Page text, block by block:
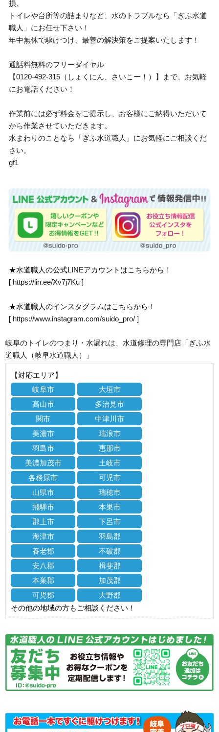
損、
トイレや台所等の詰まりなど、水のトラブルなら「ぎふ水道
職人」にお任せ下さい！
年中無休で駆けつけ、最善の解決策をご提案いたします！
通話料無料のフリーダイヤル
【0120-492-315（しょくにん、さいこー！）】まで、お気軽
にお電話ください！
作業前には必ず料金をご提示し、お客様にご納得いただいて
から作業させていただきます。
水まわりのことなら「ぎふ水道職人」にお気軽にご相談くだ
さい。
gf1
★水道職人の公式LINEアカウントはこちらから！
[ https://lin.ee/Xv7j7Ku ]
★水道職人のインスタグラムはこちらから！
[ https://www.instagram.com/suido_pro/ ]
岐阜のトイレのつまり・水漏れは、水道修理の専門店「ぎふ水
道職人（岐阜水道職人）」
【対応エリア】
岐阜市
大垣市
高山市
多治見市
関市
中津川市
美濃市
瑞浪市
羽島市
恵那市
美濃加茂市
土岐市
各務原市
可児市
山県市
瑞穂市
飛騨市
本巣市
郡上市
下呂市
海津市
羽島郡
養老郡
不破郡
安八郡
揖斐郡
本巣郡
加茂郡
可児郡
大野郡
その他の地域の方もご相談ください！